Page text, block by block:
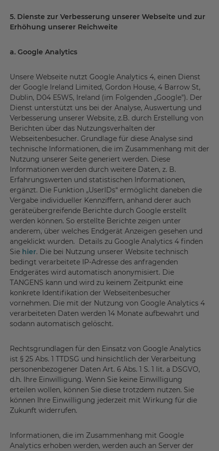
5. Dienste zur Verbesserung unserer Webseite und zur
Erhöhung unserer Reichweite
a. Google Analytics
Unsere Webseite nutzt Google Analytics 4, einen Dienst
der Google Ireland Limited, Gordon House, 4 Barrow St,
Dublin, D04 E5W5, Ireland (im Folgenden „Google"). Der
Dienst unterstützt uns bei der Analyse, Auswertung und
Verbesserung unserer Website, z.B. durch Erstellung von
Berichten über das Nutzungsverhalten der
Webseitenbesucher. Grundlage für diese Analyse sind
technische Informationen, die im Zusammenhang mit der
Nutzung unserer Seite generiert werden. Diese
Informationen werden durch weitere Daten, z. B.
Erfahrungswerten und statistischen Informationen,
ergänzt. Die Funktion „UserIDs“ ermöglicht daneben die
Vergabe individueller Kennziffern, anhand derer auch
geräteübergreifende Berichte durch Google erstellt
werden können. So erstellte Berichte zeigen unter
anderem, über welches Endgerät Anzeigen gesehen und
angeklickt wurden. Details zu Google Analytics 4 finden
Sie hier. Die bei Nutzung unserer Website technisch
bedingt verarbeitete IP-Adresse des anfragenden
Endgerätes wird automatisch anonymisiert. Die
TANGENS kann und wird zu keinem Zeitpunkt eine
konkrete Identifikation der Webseitenbesucher
vornehmen. Die mit der Nutzung von Google Analytics 4
verarbeiteten Daten werden 14 Monate aufbewahrt und
sodann automatisch gelöscht.
Rechtsgrundlagen für den Einsatz von Google Analytics
ist § 25 Abs. 1 TTDSG und hinsichtlich der Verarbeitung
personenbezogener Daten Art. 6 Abs. 1 S. 1 lit. a DSGVO,
d.h. Ihre Einwilligung. Wenn Sie keine Einwilligung
erteilen wollen, können Sie diese trotzdem nutzen. Sie
können Ihre Einwilligung jederzeit mit Wirkung für die
Zukunft widerrufen.
Informationen, die im Zusammenhang mit Google
Analytics erhoben werden, werden auch an Server der